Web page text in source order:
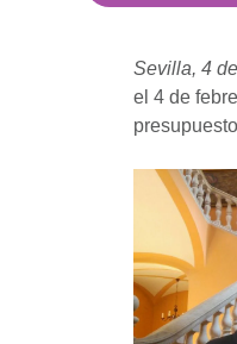
Sevilla, 4
el 4 de